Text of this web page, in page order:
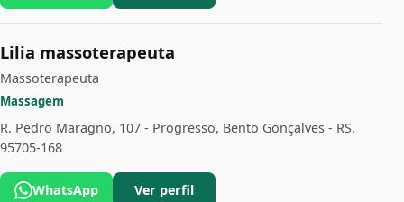
Lilia massoterapeuta
Massoterapeuta
Massagem
R. Pedro Maragno, 107 - Progresso, Bento Gonçalves - RS,
95705-168
WhatsApp Ver perfil